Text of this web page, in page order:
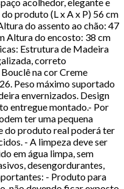
produto (L x A x P) 56 cm
do assento ao chão: 47
Altura do encosto: 38 cm
Estrutura de Madeira
correto
na cor Creme
Peso máximo suportado
envernizados. Design
entregue montado.- Por
ter uma pequena
do produto real poderá ter
- A limpeza deve ser
em água limpa, sem
desengordurantes,
- Produto para